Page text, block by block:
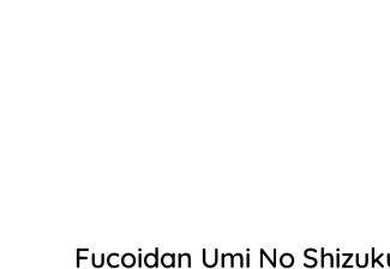
Fucoidan Umi No